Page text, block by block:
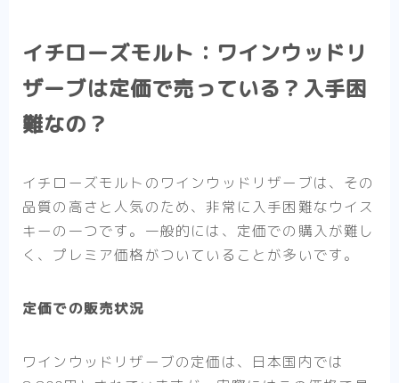
イチローズモルト：ワインウッドリ
ザーブは定価で売っている？入手困
難なの？
イチローズモルトのワインウッドリザーブは、その
品質の高さと人気のため、非常に入手困難なウイス
キーの一つです。一般的には、定価での購入が難し
く、プレミア価格がついていることが多いです。
定価での販売状況
ワインウッドリザーブの定価は、日本国内では